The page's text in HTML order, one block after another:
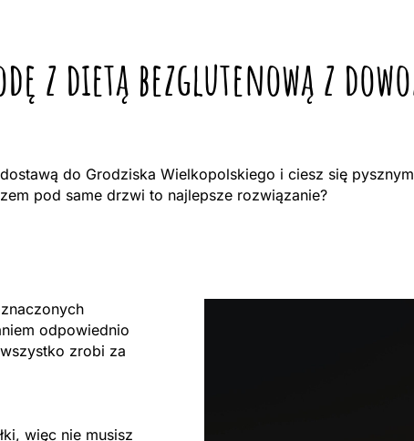
z dietą bezglutenową z
do Grodziska Wielkopolskiego i ciesz się
pod same drzwi to najlepsze rozwiązanie?
odpowiednio
zrobi za
więc nie musisz